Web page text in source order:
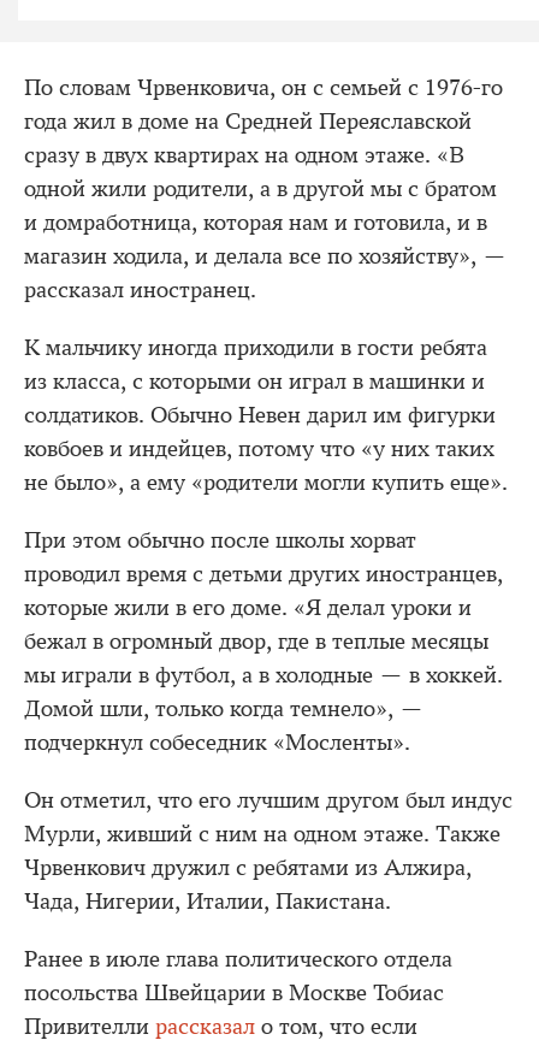
По словам Чрвенковича, он с семьей с 1976-го
года жил в доме на Средней Переяславской
сразу в двух квартирах на одном этаже. «В
одной жили родители, а в другой мы с братом
и домработница, которая нам и готовила, и в
магазин ходила, и делала все по хозяйству», —
рассказал иностранец.
К мальчику иногда приходили в гости ребята
из класса, с которыми он играл в машинки и
солдатиков. Обычно Невен дарил им фигурки
ковбоев и индейцев, потому что «у них таких
не было», а ему «родители могли купить еще».
При этом обычно после школы хорват
проводил время с детьми других иностранцев,
которые жили в его доме. «Я делал уроки и
бежал в огромный двор, где в теплые месяцы
мы играли в футбол, а в холодные — в хоккей.
Домой шли, только когда темнело», —
подчеркнул собеседник «Мосленты».
Он отметил, что его лучшим другом был индус
Мурли, живший с ним на одном этаже. Также
Чрвенкович дружил с ребятами из Алжира,
Чада, Нигерии, Италии, Пакистана.
Ранее в июле глава политического отдела
посольства Швейцарии в Москве Тобиас
Привителли рассказал о том, что если